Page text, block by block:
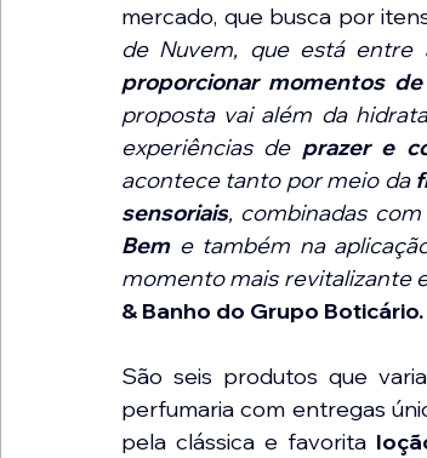
mercado, que busca por
de Nuvem, que está entre
proporcionar momentos
proposta vai além da
experiências de prazer e
acontece tanto por meio da
sensoriais, combinadas
Bem e também na
momento mais revitalizante
& Banho do Grupo Boticário.
São seis produtos que
perfumaria com entregas
pela clássica e favorita